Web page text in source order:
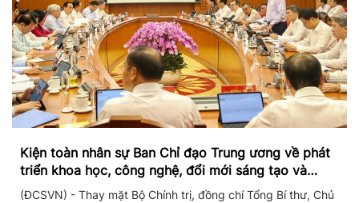
Kiện toàn nhân sự Ban Chỉ đạo Trung ương về phát
triển khoa học, công nghệ, đổi mới sáng tạo và
chuyển đổi số
(ĐCSVN) - Thay mặt Bộ Chính trị, đồng chí Tổng Bí thư, Chủ